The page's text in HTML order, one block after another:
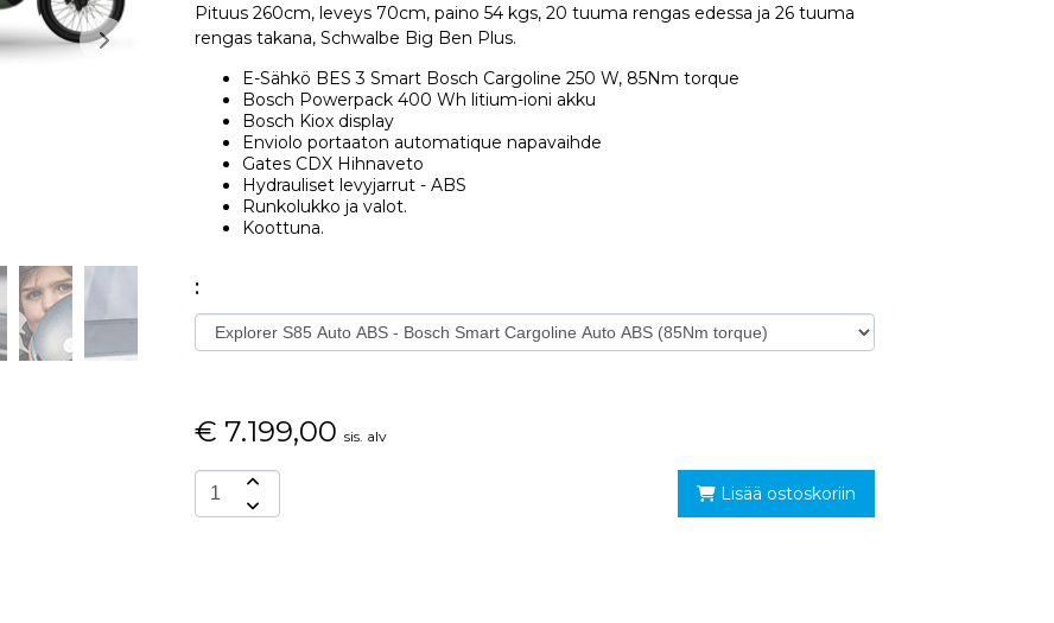
Pituus 260cm, leveys 70cm, paino 54 kgs, 20 tuuma rengas edessa ja 26 tuuma
rengas takana, Schwalbe Big Ben Plus.
E-Sähkö BES 3 Smart Bosch Cargoline 250 W, 85Nm torque
Bosch Powerpack 400 Wh litium-ioni akku
Bosch Kiox display
Enviolo portaaton automatique napavaihde
Gates CDX Hihnaveto
Hydrauliset levyjarrut - ABS
Runkolukko ja valot.
Koottuna.
:
€ 7.199,00 sis. alv
Lisää ostoskoriin